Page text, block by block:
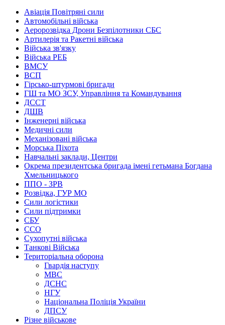
Авіація Повітряні сили
Автомобільні війська
Аеророзвідка Дрони Безпілотники СБС
Артилерія та Ракетні війська
Війська зв'язку
Війська РЕБ
ВМСУ
ВСП
Гірсько-штурмові бригади
ГШ та МО ЗСУ, Управління та Командування
ДССТ
ДШВ
Інженерні війська
Медичні сили
Механізовані війська
Морська Піхота
Навчальні заклади, Центри
Окрема президентська бригада імені гетьмана Богдана
Хмельницького
ППО - ЗРВ
Розвідка, ГУР МО
Сили логістики
Сили підтримки
СБУ
ССО
Сухопутні війська
Танкові Війська
Територіальна оборона
Гвардія наступу
МВС
ДСНС
НГУ
Національна Поліція України
ДПСУ
Різне військове